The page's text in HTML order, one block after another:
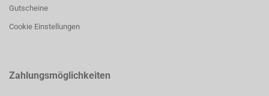
Gutscheine
Cookie Einstellungen
Zahlungsmöglichkeiten